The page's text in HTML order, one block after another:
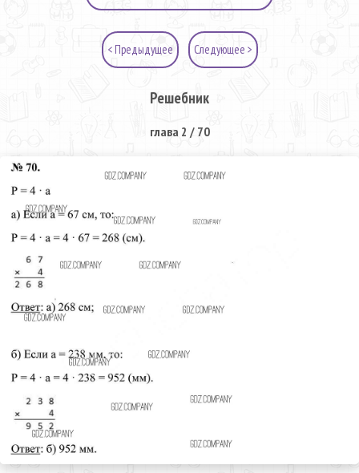
< Предыдущее Следующее >
Решебник
глава 2 / 70